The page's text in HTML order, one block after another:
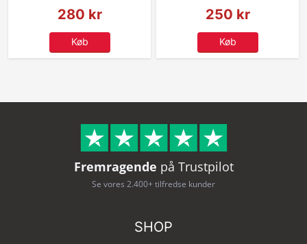
280 kr
Køb
250 kr
Køb
Fremragende på Trustpilot
Se vores 2.400+ tilfredse kunder
SHOP